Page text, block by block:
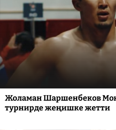
Жоламан Шаршенбеков
турнирде жеңишке жетти